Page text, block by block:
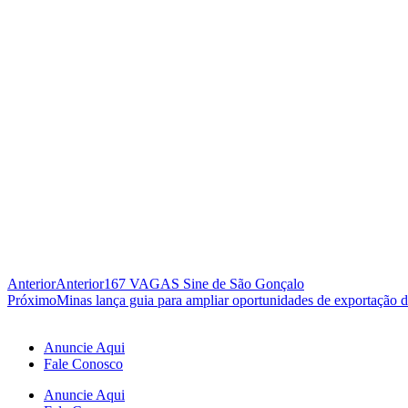
AnteriorAnterior167 VAGAS Sine de São Gonçalo
PróximoMinas lança guia para ampliar oportunidades de exportação
Anuncie Aqui
Fale Conosco
Anuncie Aqui